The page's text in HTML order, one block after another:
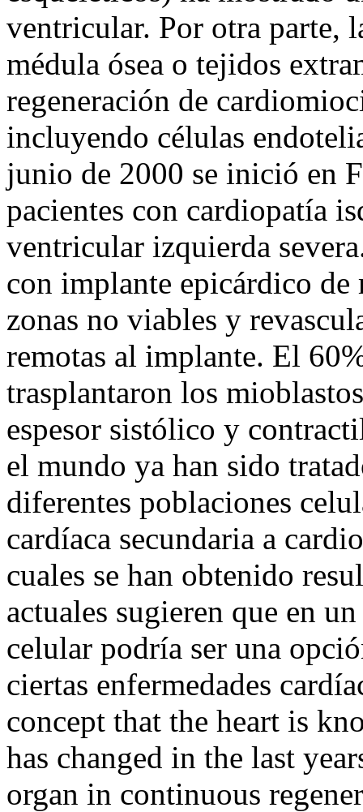
ventricular. Por otra parte,
médula ósea o tejidos
regeneración de
incluyendo células
junio de 2000 se inició en
pacientes con cardiopatía
ventricular izquierda
con implante epicárdico de
zonas no viables y
remotas al implante. El
trasplantaron los
espesor sistólico y
el mundo ya han sido
diferentes poblaciones
cardíaca secundaria a
cuales se han obtenido
actuales sugieren que en
celular podría ser una
ciertas enfermedades
concept that the heart is
has changed in the last
organ in continuous